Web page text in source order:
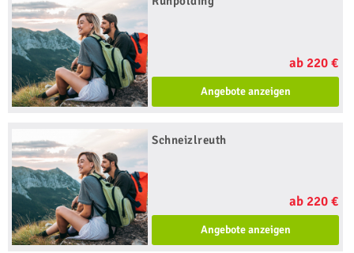
ab 220 €
Angebote anzeigen
Schneizlreuth
ab 220 €
Angebote anzeigen